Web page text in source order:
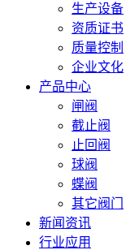
生产设备
资质证书
质量控制
企业文化
产品中心
闸阀
截止阀
止回阀
球阀
蝶阀
其它阀门
新闻资讯
行业应用